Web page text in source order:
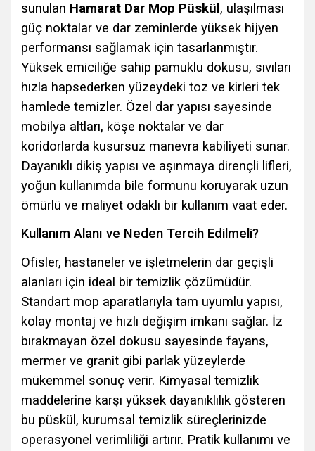
sunulan Hamarat Dar Mop Püskül , ulaşılması
güç noktalar ve dar zeminlerde yüksek hijyen
performansı sağlamak için tasarlanmıştır.
Yüksek emiciliğe sahip pamuklu dokusu, sıvıları
hızla hapsederken yüzeydeki toz ve kirleri tek
hamlede temizler. Özel dar yapısı sayesinde
mobilya altları, köşe noktalar ve dar
koridorlarda kusursuz manevra kabiliyeti sunar.
Dayanıklı dikiş yapısı ve aşınmaya dirençli lifleri,
yoğun kullanımda bile formunu koruyarak uzun
ömürlü ve maliyet odaklı bir kullanım vaat eder.
Kullanım Alanı ve Neden Tercih Edilmeli?
Ofisler, hastaneler ve işletmelerin dar geçişli
alanları için ideal bir temizlik çözümüdür.
Standart mop aparatlarıyla tam uyumlu yapısı,
kolay montaj ve hızlı değişim imkanı sağlar. İz
bırakmayan özel dokusu sayesinde fayans,
mermer ve granit gibi parlak yüzeylerde
mükemmel sonuç verir. Kimyasal temizlik
maddelerine karşı yüksek dayanıklılık gösteren
bu püskül, kurumsal temizlik süreçlerinizde
operasyonel verimliliği artırır. Pratik kullanımı ve